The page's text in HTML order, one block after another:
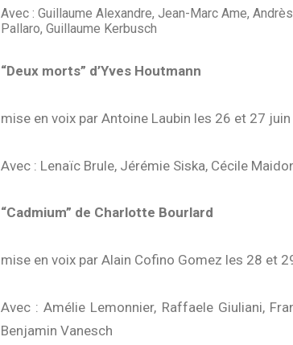
Avec : Guillaume Alexandre, Jean-Marc Ame,
Pallaro, Guillaume Kerbusch
“Deux morts” d’Yves Houtmann
mise en voix par Antoine Laubin les 26 et 27
Avec : Lenaïc Brule, Jérémie Siska, Cécile
“Cadmium” de Charlotte Bourlard
mise en voix par Alain Cofino Gomez les 28 et
Avec : Amélie Lemonnier, Raffaele Giuliani,
Benjamin Vanesch